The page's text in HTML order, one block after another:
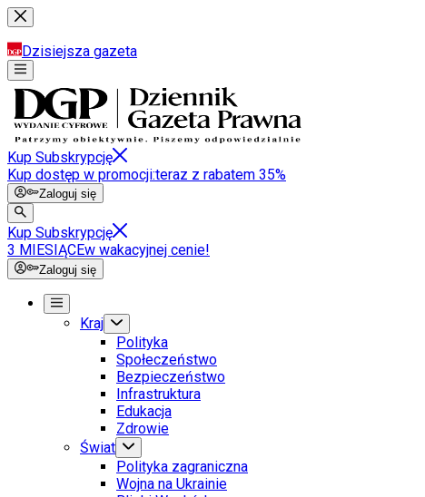
Dzisiejsza gazeta
Kup Subskrypcję
Kup dostęp w promocji:teraz z rabatem 35%
Zaloguj się
Kup Subskrypcję
3 MIESIĄCEw wakacyjnej cenie!
Zaloguj się
Kraj
Polityka
Społeczeństwo
Bezpieczeństwo
Infrastruktura
Edukacja
Zdrowie
Świat
Polityka zagraniczna
Wojna na Ukrainie